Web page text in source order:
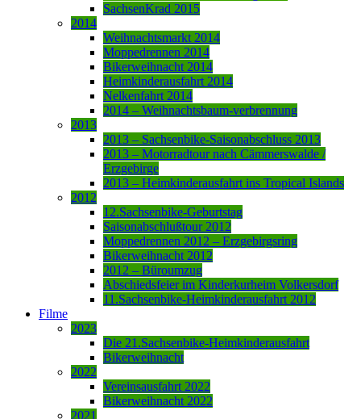
SachsenKrad 2015
2014
Weihnachtsmarkt 2014
Moppedrennen 2014
Bikerweihnacht 2014
Heimkinderausfahrt 2014
Nelkenfahrt 2014
2014 – Weihnachtsbaum-verbrennung
2013
2013 – Sachsenbike-Saisonabschluss 2013
2013 – Motorradtour nach Cämmerswalde /
Erzgebirge
2013 – Heimkinderausfahrt ins Tropical Islands
2012
12.Sachsenbike-Geburtstag
Saisonabschlußtour 2012
Moppedrennen 2012 – Erzgebirgsring
Bikerweihnacht 2012
2012 – Büroumzug
Abschiedsfeier im Kinderkurheim Volkersdorf
11.Sachsenbike-Heimkinderausfahrt 2012
Filme
2023
Die 21.Sachsenbike-Heimkinderausfahrt
Bikerweihnacht
2022
Vereinsausfahrt 2022
Bikerweihnacht 2022
2021